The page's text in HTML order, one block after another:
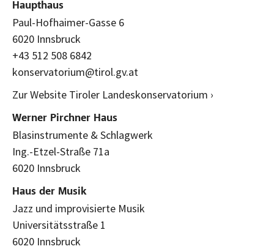
Haupthaus
Paul-Hofhaimer-Gasse 6
6020 Innsbruck
+43 512 508 6842
konservatorium@tirol.gv.at
Zur Website Tiroler Landeskonservatorium ›
Werner Pirchner Haus
Blasinstrumente & Schlagwerk
Ing.-Etzel-Straße 71a
6020 Innsbruck
Haus der Musik
Jazz und improvisierte Musik
Universitätsstraße 1
6020 Innsbruck